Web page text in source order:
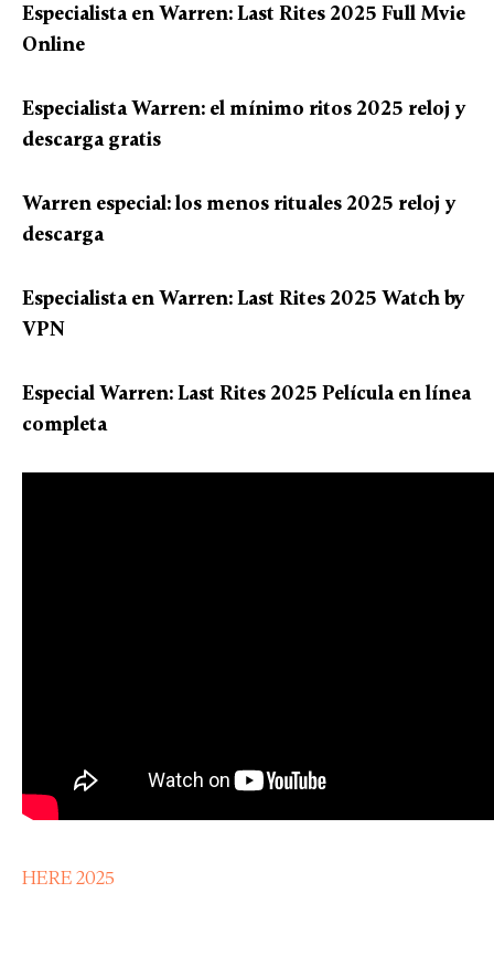
Especialista en Warren: Last Rites 2025 Full Mvie
Online
Especialista Warren: el mínimo ritos 2025 reloj y
descarga gratis
Warren especial: los menos rituales 2025 reloj y
descarga
Especialista en Warren: Last Rites 2025 Watch by
VPN
Especial Warren: Last Rites 2025 Película en línea
completa
HERE 2025